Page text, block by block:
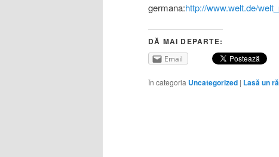
germana:http://www.welt.de/
DĂ MAI DEPARTE:
Email
În categoria Uncategorized | Lasă un